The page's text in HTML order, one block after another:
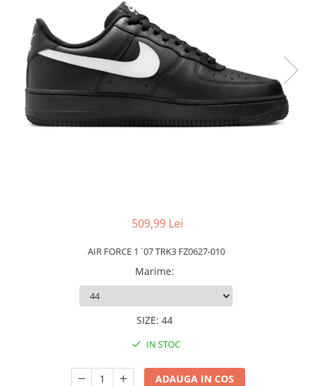
Pantofi sport femei
Slapi femei
509,99 Lei
AIR FORCE 1 `07 TRK3 FZ0627-010
Marime:
SIZE: 44
IN STOC
ADAUGA IN COS